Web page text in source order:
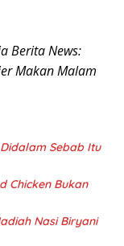
Berita News:
Makan Malam
Sebab Itu
Chicken Bukan
Nasi Biryani